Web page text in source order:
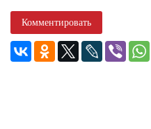
Комментировать